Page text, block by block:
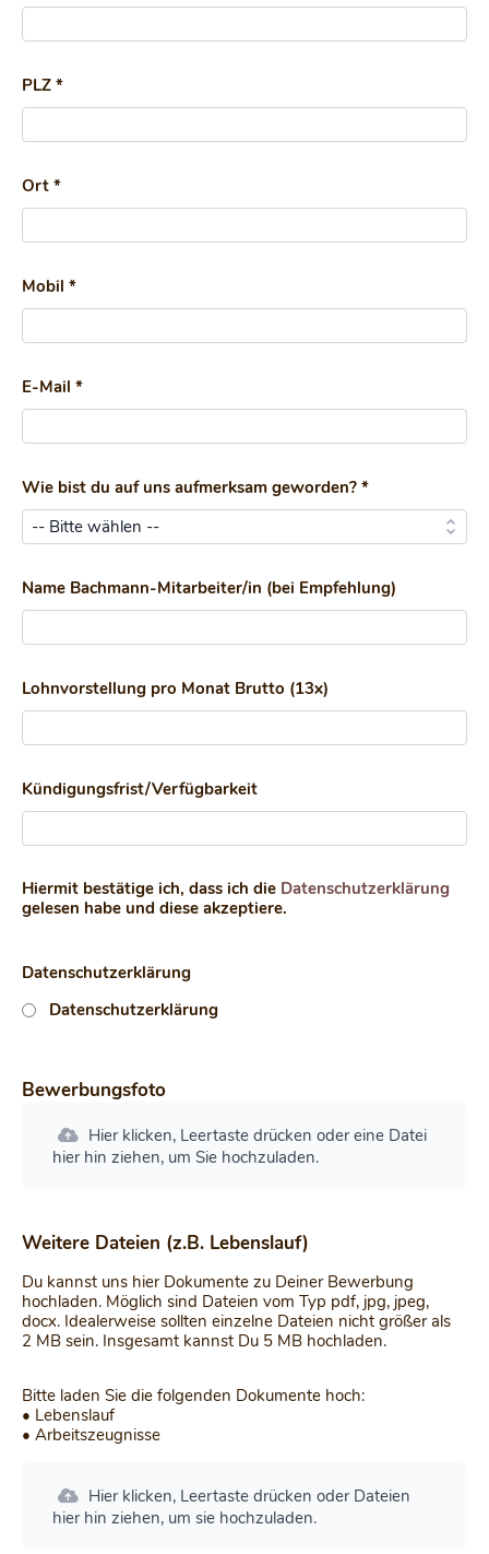
PLZ *
Ort *
Mobil *
E-Mail *
Wie bist du auf uns aufmerksam geworden? *
Name Bachmann-Mitarbeiter/in (bei Empfehlung)
Lohnvorstellung pro Monat Brutto (13x)
Kündigungsfrist/Verfügbarkeit
Hiermit bestätige ich, dass ich die Datenschutzerklärung
gelesen habe und diese akzeptiere.
Datenschutzerklärung
Datenschutzerklärung
Bewerbungsfoto
Hier klicken, Leertaste drücken oder eine Datei
hier hin ziehen, um Sie hochzuladen.
Weitere Dateien (z.B. Lebenslauf)
Du kannst uns hier Dokumente zu Deiner Bewerbung
hochladen. Möglich sind Dateien vom Typ pdf, jpg, jpeg,
docx. Idealerweise sollten einzelne Dateien nicht größer als
2 MB sein. Insgesamt kannst Du 5 MB hochladen.
Bitte laden Sie die folgenden Dokumente hoch:
• Lebenslauf
• Arbeitszeugnisse
Hier klicken, Leertaste drücken oder Dateien
hier hin ziehen, um sie hochzuladen.